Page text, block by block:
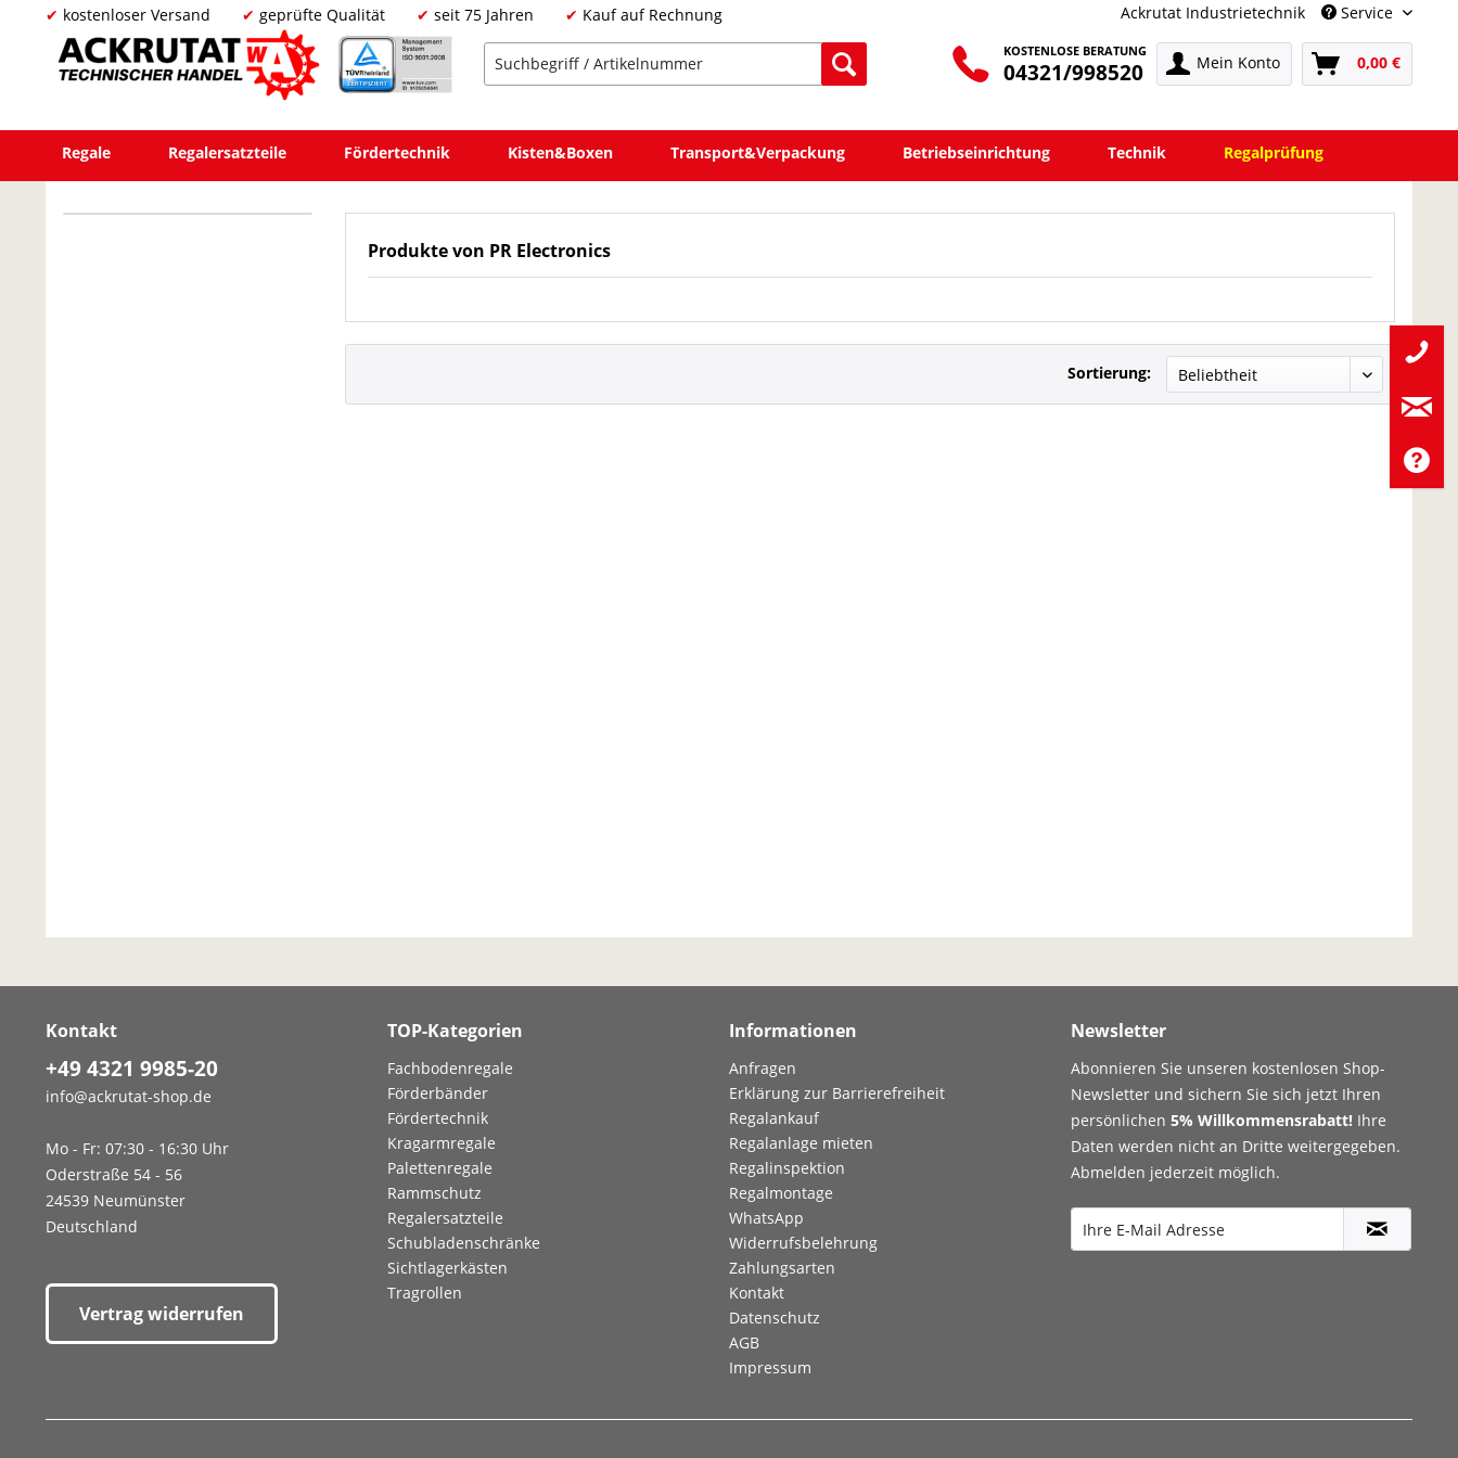
kostenloser Versand geprüfte Qualität seit 75 Jahren Kauf auf Rechnung Ackrutat Industrietechnik Service
KOSTENLOSE BERATUNG
04321/998520 Mein Konto 0,00 €
Regale Regalersatzteile Fördertechnik Kisten&Boxen Transport&Verpackung Betriebseinrichtung Technik Regalprüfung
Produkte von PR Electronics
Sortierung:
Kontakt
+49 4321 9985-20
info@ackrutat-shop.de
Mo - Fr: 07:30 - 16:30 Uhr
Oderstraße 54 - 56
24539 Neumünster
Deutschland
Vertrag widerrufen
TOP-Kategorien
Fachbodenregale
Förderbänder
Fördertechnik
Kragarmregale
Palettenregale
Rammschutz
Regalersatzteile
Schubladenschränke
Sichtlagerkästen
Tragrollen
Informationen
Anfragen
Erklärung zur Barrierefreiheit
Regalankauf
Regalanlage mieten
Regalinspektion
Regalmontage
WhatsApp
Widerrufsbelehrung
Zahlungsarten
Kontakt
Datenschutz
AGB
Impressum
Newsletter
Abonnieren Sie unseren kostenlosen Shop-
Newsletter und sichern Sie sich jetzt Ihren
persönlichen 5% Willkommensrabatt! Ihre
Daten werden nicht an Dritte weitergegeben.
Abmelden jederzeit möglich.